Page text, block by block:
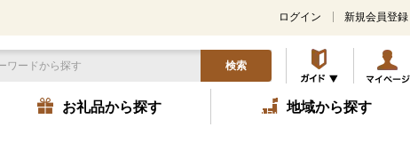
ログイン 新規会員登録
検索
お礼品から探す 地域から探す